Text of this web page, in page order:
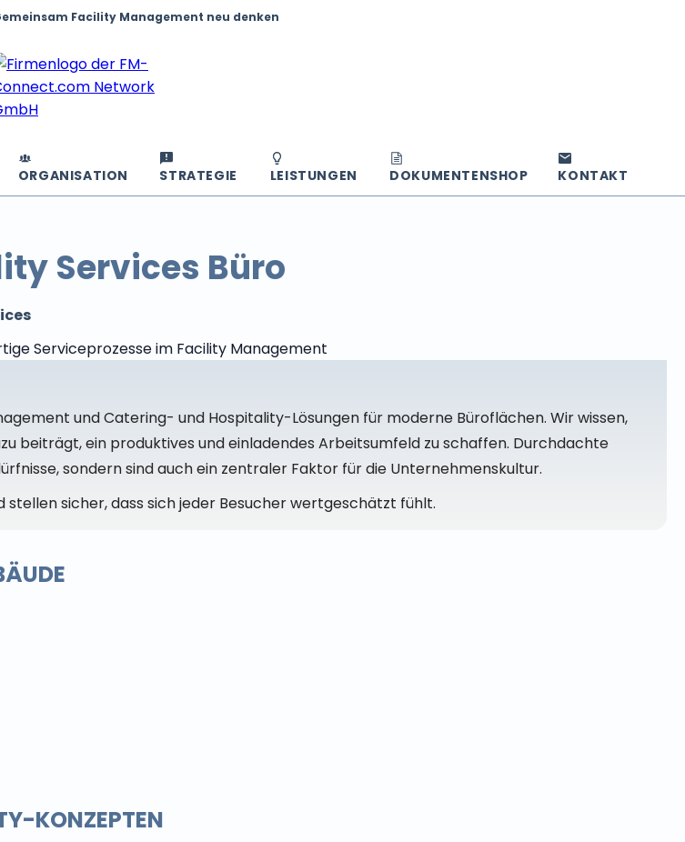
Facility Management neu denken
ORGANISATION STRATEGIE LEISTUNGEN DOKUMENTENSHOP KONTAKT
Services Büro
und Catering- und Hospitality-Lösungen für moderne Büroflächen. Wir wissen,
beiträgt, ein produktives und einladendes Arbeitsumfeld zu schaffen. Durchdachte
sondern sind auch ein zentraler Faktor für die Unternehmenskultur.
sicher, dass sich jeder Besucher wertgeschätzt fühlt.
KONZEPTEN